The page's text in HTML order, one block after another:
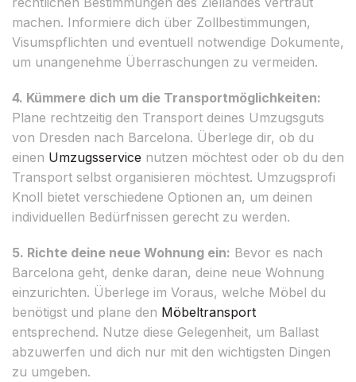
machen. Informiere dich über Zollbestimmungen,
Visumspflichten und eventuell notwendige Dokumente,
um unangenehme Überraschungen zu vermeiden.
4. Kümmere dich um die Transportmöglichkeiten:
Plane rechtzeitig den Transport deines Umzugsguts
von Dresden nach Barcelona. Überlege dir, ob du
einen Umzugsservice nutzen möchtest oder ob du den
Transport selbst organisieren möchtest. Umzugsprofi
Knoll bietet verschiedene Optionen an, um deinen
individuellen Bedürfnissen gerecht zu werden.
5. Richte deine neue Wohnung ein: Bevor es nach
Barcelona geht, denke daran, deine neue Wohnung
einzurichten. Überlege im Voraus, welche Möbel du
benötigst und plane den Möbeltransport
entsprechend. Nutze diese Gelegenheit, um Ballast
abzuwerfen und dich nur mit den wichtigsten Dingen
zu umgeben.